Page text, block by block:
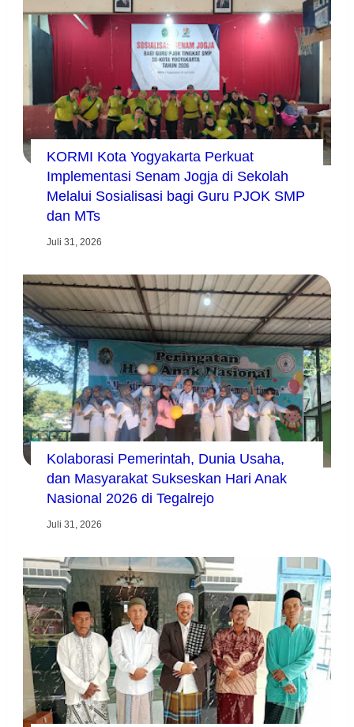
KORMI Kota Yogyakarta Perkuat
Implementasi Senam Jogja di Sekolah
Melalui Sosialisasi bagi Guru PJOK SMP
dan MTs
Juli 31, 2026
Kolaborasi Pemerintah, Dunia Usaha,
dan Masyarakat Sukseskan Hari Anak
Nasional 2026 di Tegalrejo
Juli 31, 2026